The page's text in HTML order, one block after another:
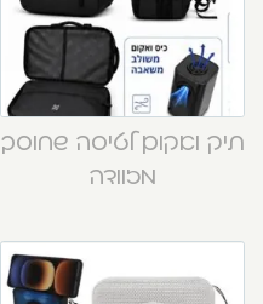
תיק ואקום לטיסה שחוסך
מזוודה